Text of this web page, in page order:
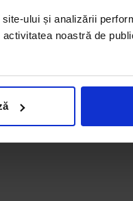
ului și analizării
noastră de